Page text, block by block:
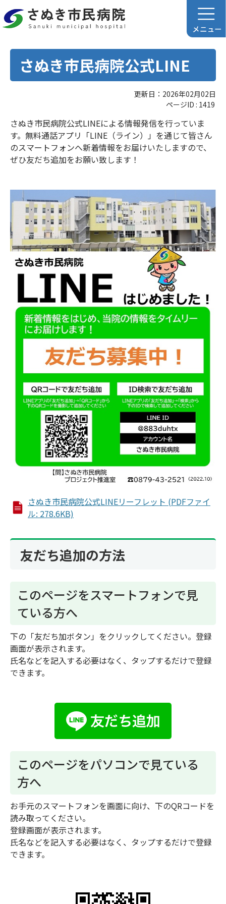
さぬき市民病院公式LINE
更新日：2026年02月02日
ページID : 1419
さぬき市民病院公式LINEによる情報発信を行っていま
す。無料通話アプリ「LINE（ライン）」を通じて皆さん
のスマートフォンへ新着情報をお届けいたしますので、
ぜひ友だち追加をお願い致します！
さぬき市民病院公式LINEリーフレット (PDFファイ
ル: 278.6KB)
友だち追加の方法
このページをスマートフォンで見
ている方へ
下の「友だち加ボタン」をクリックしてください。登録
画面が表示されます。
氏名などを記入する必要はなく、タップするだけで登録
できます。
このページをパソコンで見ている
方へ
お手元のスマートフォンを画面に向け、下のQRコードを
読み取ってください。
登録画面が表示されます。
氏名などを記入する必要はなく、タップするだけで登録
できます。